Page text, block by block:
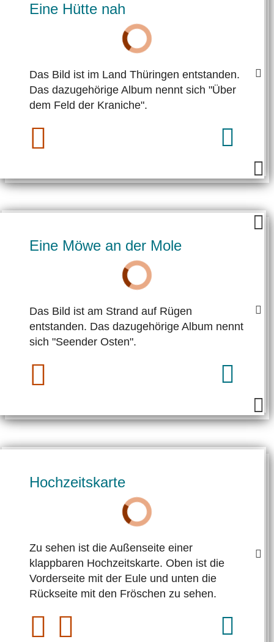
Eine Hütte nah
Das Bild ist im Land Thü­ringen ent­standen.
Das dazugehörige Album nennt sich "Über
dem Feld der Kraniche".
Eine Möwe an der Mole
Das Bild ist am Strand auf Rügen
entstanden. Das dazugehörige Album nennt
sich "Seender Osten".
Hochzeitskarte
Zu sehen ist die Außenseite einer
klappbaren Hochzeitskarte. Oben ist die
Vorderseite mit der Eule und unten die
Rückseite mit den Fröschen zu sehen.